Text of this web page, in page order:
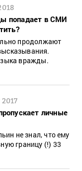
попадает в СМИ
продолжают
вражды.
личные
не знал, что ему
границу (!) 33